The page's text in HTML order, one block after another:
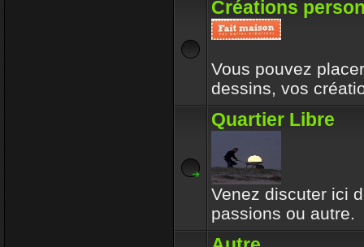
Créations
Vous pouvez
dessins, vos
Quartier Libre
Venez discuter ici
passions ou autre.